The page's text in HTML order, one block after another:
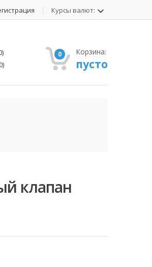
Курсы валют:
0 Корзина:
пусто
клапан